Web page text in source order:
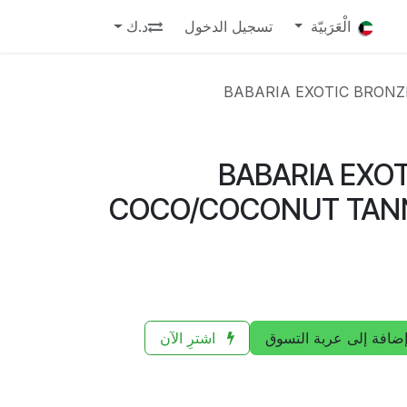
الْعَرَبيّة تسجيل الدخول د.ك
BABARIA EXOTIC
BABARIA
COCO/COCONUT
إضافة إلى عربة التسوق اشترِ الآن